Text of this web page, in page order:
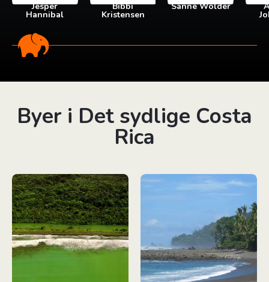
Jesper
Hannibal
Bibbi
Kristensen
Sanne Wolder
Byer i Det sydlige Costa
Rica